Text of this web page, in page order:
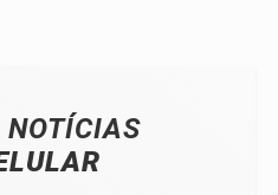
NOTÍCIAS